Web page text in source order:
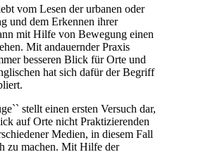
vom Lesen der urbanen oder
und dem Erkennen ihrer
mit Hilfe von Bewegung einen
Mit andauernder Praxis
besseren Blick für Orte und
hat sich dafür der Begriff
stellt einen ersten Versuch dar,
auf Orte nicht Praktizierenden
Medien, in diesem Fall
zu machen. Mit Hilfe der